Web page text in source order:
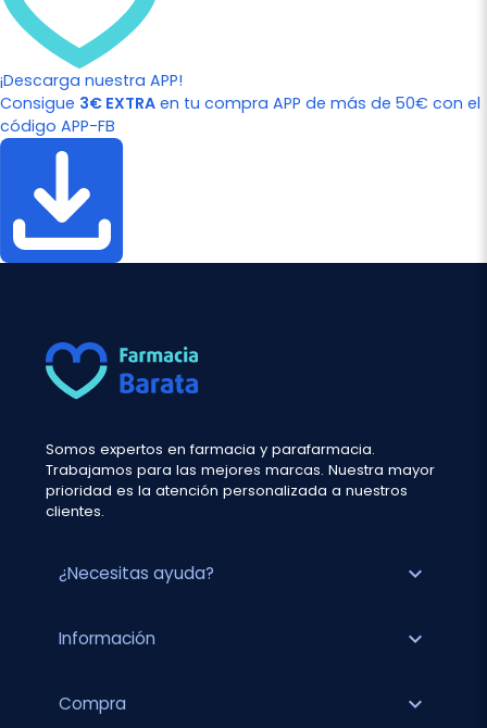
¡Descarga nuestra APP!
Consigue 3€ EXTRA en tu compra APP de más de 50€ con el
código APP-FB
Somos expertos en farmacia y parafarmacia.
Trabajamos para las mejores marcas. Nuestra mayor
prioridad es la atención personalizada a nuestros
clientes.
¿Necesitas ayuda? expand_more
Información expand_more
Compra expand_more